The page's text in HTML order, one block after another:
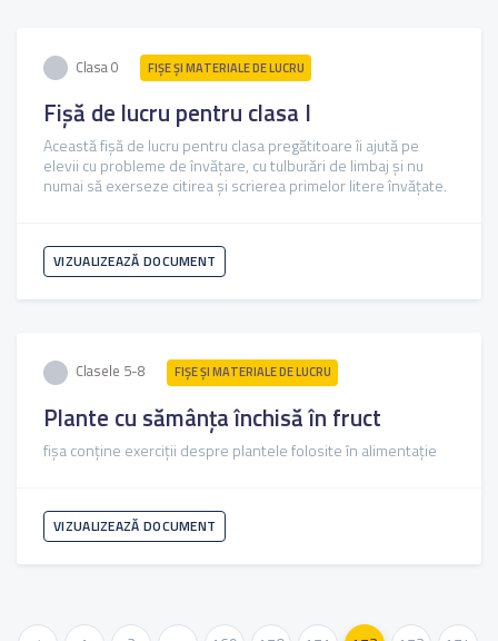
Clasa 0 FIŞE ŞI MATERIALE DE LUCRU
Fișă de lucru pentru clasa I
Această fișă de lucru pentru clasa pregătitoare îi ajută pe
elevii cu probleme de învățare, cu tulburări de limbaj și nu
numai să exerseze citirea și scrierea primelor litere învățate.
VIZUALIZEAZĂ DOCUMENT
Clasele 5-8 FIŞE ŞI MATERIALE DE LUCRU
Plante cu sămânța închisă în fruct
fișa conține exerciții despre plantele folosite în alimentație
VIZUALIZEAZĂ DOCUMENT